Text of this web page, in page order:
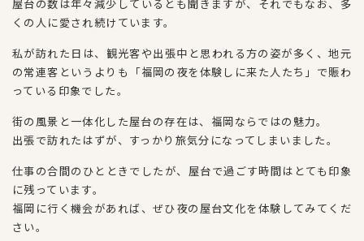
屋台の数は年々減少しているとも聞きますが、それでもなお、多
くの人に愛され続けています。
私が訪れた日は、観光客や出張中と思われる方の姿が多く、地元
の常連客というよりも「福岡の夜を体験しに来た人たち」で賑わ
っている印象でした。
街の風景と一体化した屋台の存在は、福岡ならではの魅力。
出張で訪れたはずが、すっかり旅気分になってしまいました。
仕事の合間のひとときでしたが、屋台で過ごす時間はとても印象
に残っています。
福岡に行く機会があれば、ぜひ夜の屋台文化を体験してみてくだ
さい。